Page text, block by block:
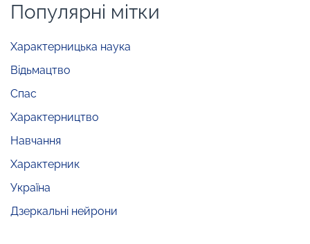
Популярні мітки
Характерницька наука
Відьмацтво
Спас
Характерництво
Навчання
Характерник
Україна
Дзеркальні нейрони